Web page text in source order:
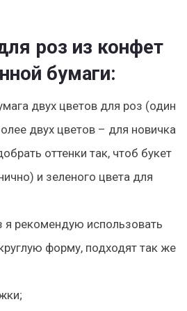
роз из конфет
бумаги:
двух цветов для роз (один
двух цветов – для новичка
оттенки так, чтоб букет
и зеленого цвета для
рекомендую использовать
форму, подходят так же